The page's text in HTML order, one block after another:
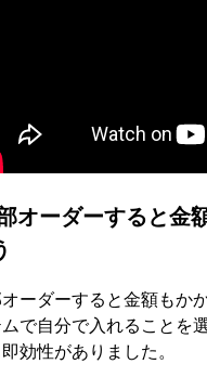
オーダーすると金
ーダーすると金額もか
ムで自分で入れることを
効性がありました。